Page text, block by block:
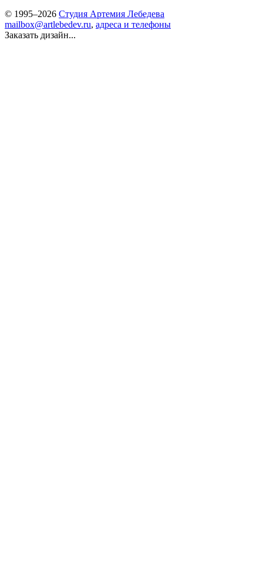
© 1995–2026 Студия Артемия Лебедева
mailbox@artlebedev.ru, адреса и телефоны
Заказать дизайн...